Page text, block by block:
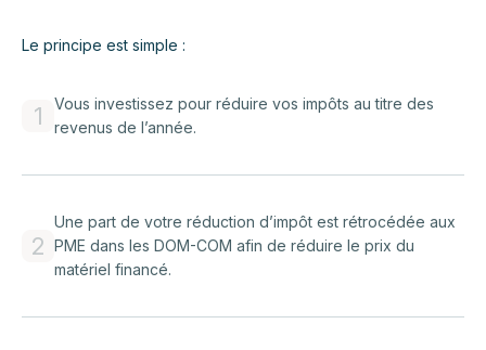
Le principe est simple :
1
Vous investissez pour réduire vos impôts au titre des
revenus de l’année.
2
Une part de votre réduction d’impôt est rétrocédée aux
PME dans les DOM-COM afin de réduire le prix du
matériel financé.